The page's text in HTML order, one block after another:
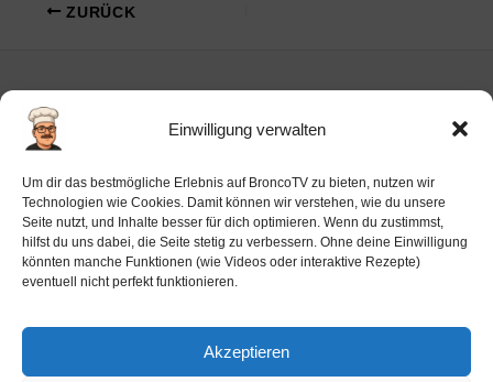
Einwilligung verwalten
Um dir das bestmögliche Erlebnis auf BroncoTV zu bieten, nutzen wir
Technologien wie Cookies. Damit können wir verstehen, wie du unsere
Seite nutzt, und Inhalte besser für dich optimieren. Wenn du zustimmst,
hilfst du uns dabei, die Seite stetig zu verbessern. Ohne deine Einwilligung
könnten manche Funktionen (wie Videos oder interaktive Rezepte)
eventuell nicht perfekt funktionieren.
Akzeptieren
ZURÜCK
Datenschutz-Haftung
Cookie-Richtlinie (EU)
Barrierefreiheit